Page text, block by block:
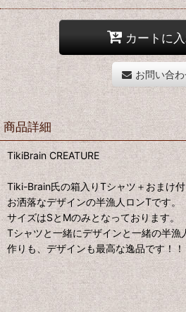
カートに
お問い合
商品詳細
TikiBrain CREATURE
Tiki-Brain氏の箱入りTシャツ＋おまけ付
お洒落なデザインの半漁人ロンTです。
サイズはSとMのみとなっております。
Tシャツと一緒にデザインと一緒の半漁
作りも、デザインも最高な逸品です！！